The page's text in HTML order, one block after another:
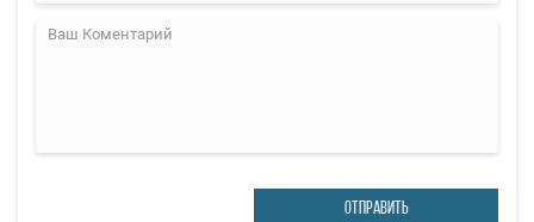
ОТПРАВИТЬ